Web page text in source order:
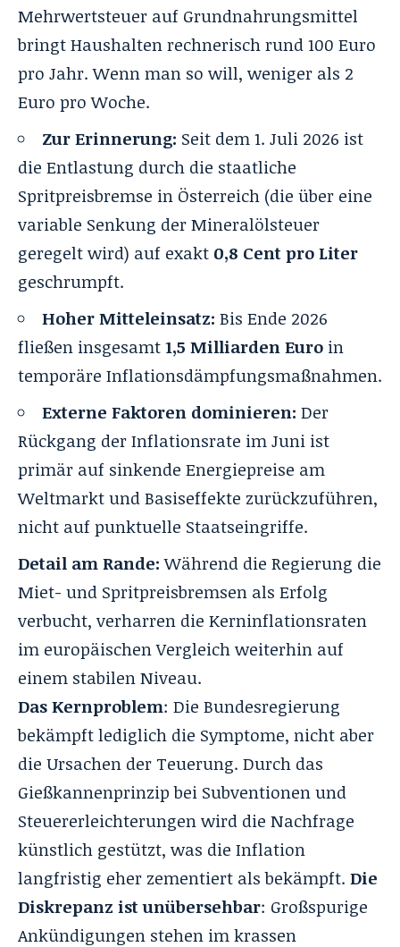
Mehrwertsteuer auf Grundnahrungsmittel
bringt Haushalten rechnerisch rund 100 Euro
pro Jahr. Wenn man so will, weniger als 2
Euro pro Woche.
Zur Erinnerung: Seit dem 1. Juli 2026 ist
die Entlastung durch die staatliche
Spritpreisbremse in Österreich (die über eine
variable Senkung der Mineralölsteuer
geregelt wird) auf exakt 0,8 Cent pro Liter
geschrumpft.
Hoher Mitteleinsatz: Bis Ende 2026
fließen insgesamt1,5 Milliarden Euro in
temporäre Inflationsdämpfungsmaßnahmen.
Externe Faktoren dominieren: Der
Rückgang der Inflationsrate im Juni ist
primär auf sinkende Energiepreise am
Weltmarkt und Basiseffekte zurückzuführen,
nicht auf punktuelle Staatseingriffe.
Detail am Rande:Während die Regierung die
Miet- und Spritpreisbremsen als Erfolg
verbucht, verharren die Kerninflationsraten
im europäischen Vergleich weiterhin auf
einem stabilen Niveau.
Das Kernproblem: Die Bundesregierung
bekämpft lediglich die Symptome, nicht aber
die Ursachen der Teuerung. Durch das
Gießkannenprinzip bei Subventionen und
Steuererleichterungen wird die Nachfrage
künstlich gestützt, was die Inflation
langfristig eher zementiert als bekämpft. Die
Diskrepanz ist unübersehbar: Großspurige
Ankündigungen stehen im krassen